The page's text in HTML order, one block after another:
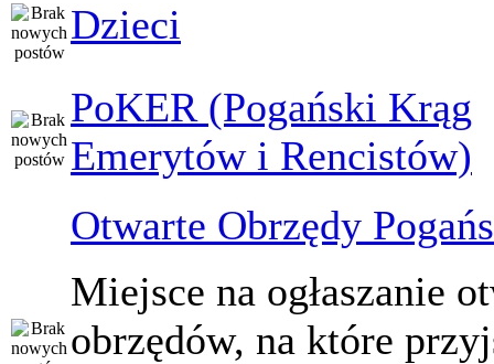
Dzieci
PoKER (Pogański Krąg
Emerytów i Rencistów)
Otwarte Obrzędy
Miejsce na ogłaszanie
obrzędów, na które